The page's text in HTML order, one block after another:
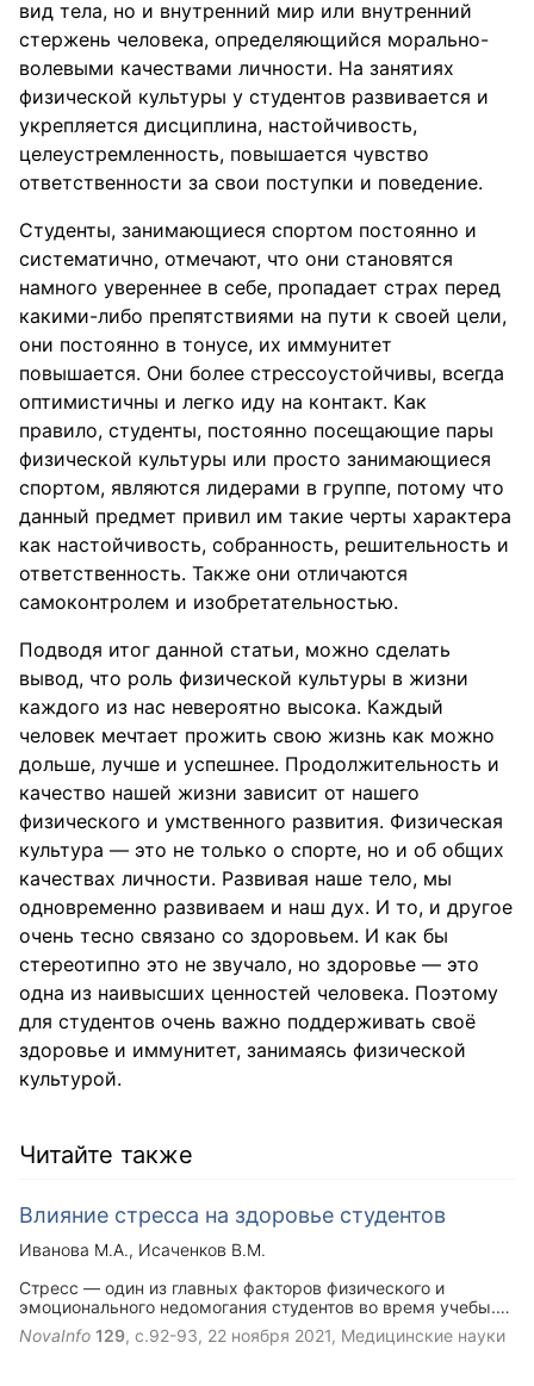
вид тела, но и внутренний мир или внутренний
стержень человека, определяющийся морально-
волевыми качествами личности. На занятиях
физической культуры у студентов развивается и
укрепляется дисциплина, настойчивость,
целеустремленность, повышается чувство
ответственности за свои поступки и поведение.
Студенты, занимающиеся спортом постоянно и
систематично, отмечают, что они становятся
намного увереннее в себе, пропадает страх перед
какими-либо препятствиями на пути к своей цели,
они постоянно в тонусе, их иммунитет
повышается. Они более стрессоустойчивы, всегда
оптимистичны и легко иду на контакт. Как
правило, студенты, постоянно посещающие пары
физической культуры или просто занимающиеся
спортом, являются лидерами в группе, потому что
данный предмет привил им такие черты характера
как настойчивость, собранность, решительность и
ответственность. Также они отличаются
самоконтролем и изобретательностью.
Подводя итог данной статьи, можно сделать
вывод, что роль физической культуры в жизни
каждого из нас невероятно высока. Каждый
человек мечтает прожить свою жизнь как можно
дольше, лучше и успешнее. Продолжительность и
качество нашей жизни зависит от нашего
физического и умственного развития. Физическая
культура — это не только о спорте, но и об общих
качествах личности. Развивая наше тело, мы
одновременно развиваем и наш дух. И то, и другое
очень тесно связано со здоровьем. И как бы
стереотипно это не звучало, но здоровье — это
одна из наивысших ценностей человека. Поэтому
для студентов очень важно поддерживать своё
здоровье и иммунитет, занимаясь физической
культурой.
Читайте также
Влияние стресса на здоровье студентов
Иванова М.А.
Исаченков В.М.
Стресс — один из главных факторов физического и
эмоционального недомогания студентов во время учебы.
Чтобы выявить распространенные методы эмоциональной
разгрузки, применяемые студентами младших курсов, был
NovaInfo 129, с.92-93, 22 ноября 2021, Медицинские науки